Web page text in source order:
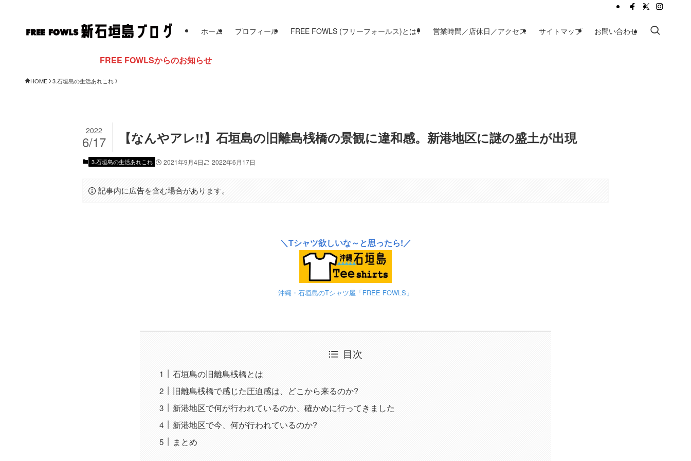
ホーム プロフィール FREE FOWLS (フリーフォールス)とは? 営業時間／店休日／アクセス サイトマップ お問い合わせ
FREE FOWLSからのお知らせ
HOME 3.石垣島の生活あれこれ
【なんやアレ!!】石垣島の旧離島桟橋の景観に違和感。新港地区に謎の盛土が出現
2022
6/17
3.石垣島の生活あれこれ 2021年9月4日 2022年6月17日
記事内に広告を含む場合があります。
＼Tシャツ欲しいな～と思ったら!／
沖縄・石垣島のTシャツ屋「FREE FOWLS」
目次
石垣島の旧離島桟橋とは
旧離島桟橋で感じた圧迫感は、どこから来るのか?
新港地区で何が行われているのか、確かめに行ってきました
新港地区で今、何が行われているのか?
まとめ